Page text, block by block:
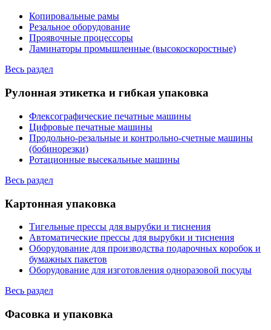
Копировальные рамы
Резальное оборудование
Проявочные процессоры
Ламинаторы промышленные (высокоскоростные)
Весь раздел
Рулонная этикетка и гибкая упаковка
Флексографические печатные машины
Цифровые печатные машины
Продольно-резальные и контрольно-счетные машины
(бобинорезки)
Ротационные высекальные машины
Весь раздел
Картонная упаковка
Тигельные прессы для вырубки и тиснения
Автоматические прессы для вырубки и тиснения
Оборудование для производства подарочных коробок и
бумажных пакетов
Оборудование для изготовления одноразовой посуды
Весь раздел
Фасовка и упаковка